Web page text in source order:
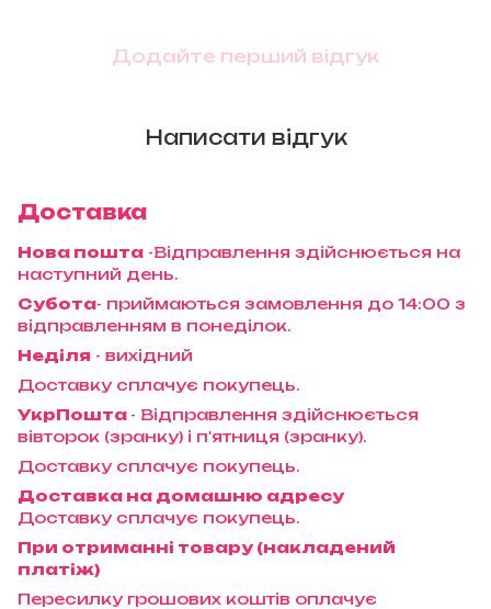
Додайте перший відгук
Написати відгук
Доставка
Нова пошта -Відправлення здійснюється на
наступний день.
Субота- приймаються замовлення до 14:00 з
відправленням в понеділок.
Неділя - вихідний
Доставку сплачує покупець.
УкрПошта - Відправлення здійснюється
вівторок (зранку) і п'ятниця (зранку).
Доставку сплачує покупець.
Доставка на домашню адресу
Доставку сплачує покупець.
При отриманні товару (накладений
платіж)
Пересилку грошових коштів оплачує